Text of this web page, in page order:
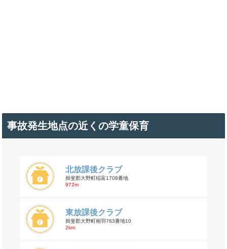
事故発生地点の近くの学童保育
北放課後クラブ
揖斐郡大野町稲富1708番地
972m
東放課後クラブ
揖斐郡大野町相羽763番地10
2km